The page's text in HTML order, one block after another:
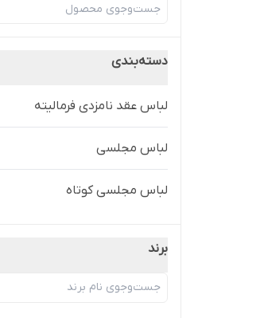
دسته‌بندی
لباس عقد نامزدی فرمالیته
لباس مجلسی
لباس مجلسی کوتاه
برند